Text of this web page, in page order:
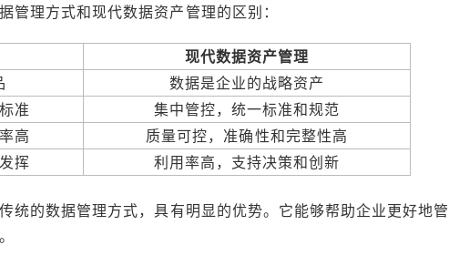
理方式和现代数据资产管理的区别：
现代数据资产管理
数据是企业的战略资产
准
集中管控，统一标准和规范
高
质量可控，准确性和完整性高
挥 利用率高，支持决策和创新
统的数据管理方式，具有明显的优势。它能够帮助企业更好地管